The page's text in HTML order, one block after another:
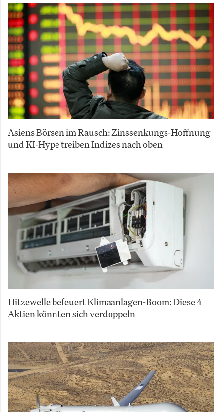
Asiens Börsen im Rausch: Zinssenkungs-Hoffnung
und KI-Hype treiben Indizes nach oben
Hitzewelle befeuert Klimaanlagen-Boom: Diese 4
Aktien könnten sich verdoppeln